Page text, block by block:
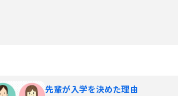
先輩が入学を決めた理由